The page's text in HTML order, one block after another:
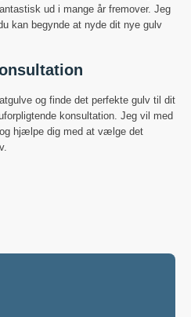
ud i mange år fremover. Jeg
kan begynde at nyde dit nye gulv
og finde det perfekte gulv til dit
konsultation. Jeg vil med
hjælpe dig med at vælge det